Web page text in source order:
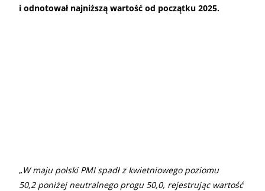
i odnotował najniższą wartość od początku 2025.
„W maju polski PMI spadł z kwietniowego poziomu
50,2 poniżej neutralnego progu 50,0, rejestrując wartość